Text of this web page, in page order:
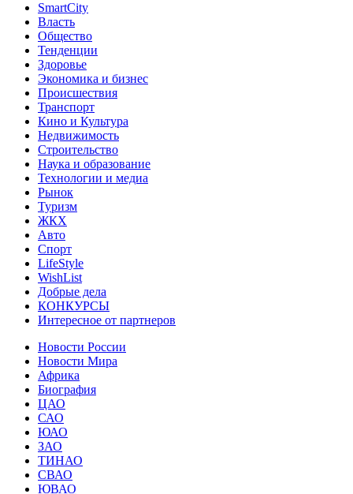
SmartCity
Власть
Общество
Тенденции
Здоровье
Экономика и бизнес
Происшествия
Транспорт
Кино и Культура
Недвижимость
Строительство
Наука и образование
Технологии и медиа
Рынок
Туризм
ЖКХ
Авто
Спорт
LifeStyle
WishList
Добрые дела
КОНКУРСЫ
Интересное от партнеров
Новости России
Новости Мира
Африка
Биография
ЦАО
САО
ЮАО
ЗАО
ТИНАО
СВАО
ЮВАО